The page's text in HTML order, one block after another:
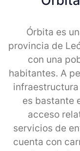
Órbita es
provincia de
con una
habitantes. A
es bastante
acceso
servicios de
cuenta con